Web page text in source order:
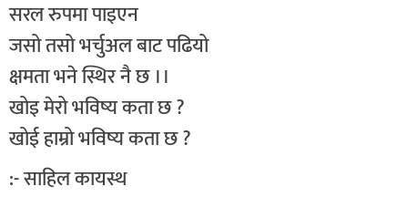
सरल रुपमा पाइएन
जसो तसो भर्चुअल बाट पढियो
क्षमता भने स्थिर नै छ ।।
खोइ मेरो भविष्य कता छ ?
खोई हाम्रो भविष्य कता छ ?
:- साहिल कायस्थ